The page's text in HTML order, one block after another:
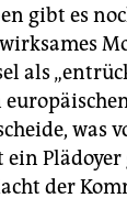
gibt es
als
was
ein
der